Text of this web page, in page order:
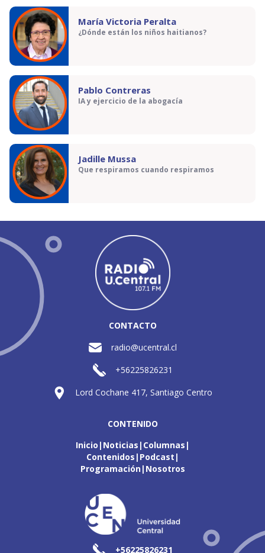
María Victoria Peralta
¿Dónde están los niños haitianos?
Pablo Contreras
IA y ejercicio de la abogacía
Jadille Mussa
Que respiramos cuando respiramos
CONTACTO
radio@ucentral.cl
+56225826231
Lord Cochane 417, Santiago Centro
CONTENIDO
Inicio Noticias Columnas
Contenidos Podcast
Programación Nosotros
+56225826231